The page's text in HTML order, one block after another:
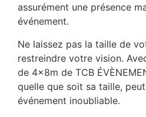
assurément une présence
événement.
Ne laissez pas la taille de
restreindre votre vision.
de 4x8m de TCB
quelle que soit sa taille,
événement inoubliable.